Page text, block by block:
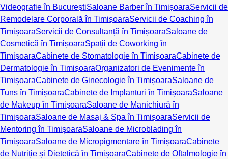
Videografie în BucureștiSaloane Barber în TimișoaraServicii de
Remodelare Corporală în TimișoaraServicii de Coaching în
TimișoaraServicii de Consultanță în TimișoaraSaloane de
Cosmetică în TimișoaraSpații de Coworking în
TimișoaraCabinete de Stomatologie în TimișoaraCabinete de
Dermatologie în TimișoaraOrganizatori de Evenimente în
TimișoaraCabinete de Ginecologie în TimișoaraSaloane de
Tuns în TimișoaraCabinete de Implanturi în TimișoaraSaloane
de Makeup în TimișoaraSaloane de Manichiură în
TimișoaraSaloane de Masaj & Spa în TimișoaraServicii de
Mentoring în TimișoaraSaloane de Microblading în
TimișoaraSaloane de Micropigmentare în TimișoaraCabinete
de Nutriție și Dietetică în TimișoaraCabinete de Oftalmologie în